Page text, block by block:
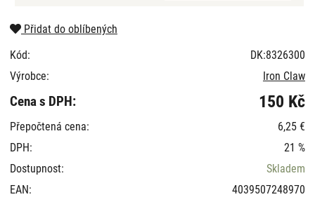
Přidat do oblíbených
Kód:
DK:8326300
Výrobce:
Iron Claw
Cena s DPH: 150 Kč
Přepočtená cena:
6,25 €
DPH:
21 %
Dostupnost:
Skladem
EAN:
4039507248970